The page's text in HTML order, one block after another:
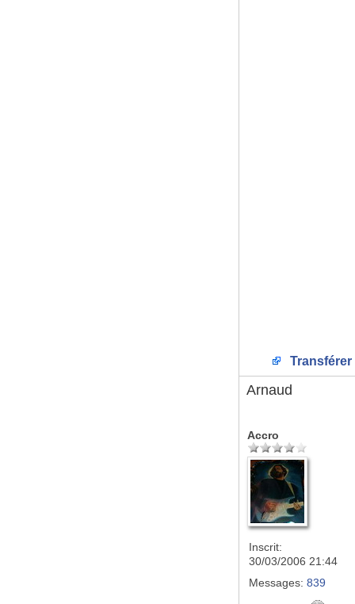
Transférer
Arnaud
Accro
Inscrit:
30/03/2006 21:44
Messages: 839